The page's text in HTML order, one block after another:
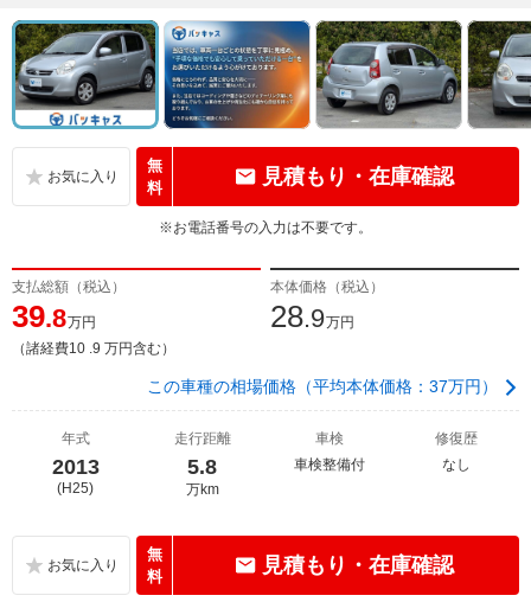
無
料
見積もり・在庫確認
※お電話番号の入力は不要です。
支払総額（税込）
39.8万円
（諸経費10 .9 万円含む）
本体価格（税込）
28.9万円
この車種の相場価格（平均本体価格：37万円）
年式
2013
(H25)
走行距離
5.8
万km
車検
車検整備付
修復歴
なし
無
料
見積もり・在庫確認